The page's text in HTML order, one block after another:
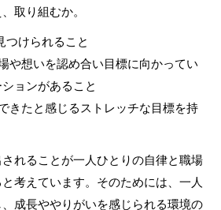
取り組むか。
つけられること
や想いを認め合い目標に向かってい
ョンがあること
きたと感じるストレッチな目標を持
れることが一人ひとりの自律と職場
考えています。そのためには、一人
成長ややりがいを感じられる環境の